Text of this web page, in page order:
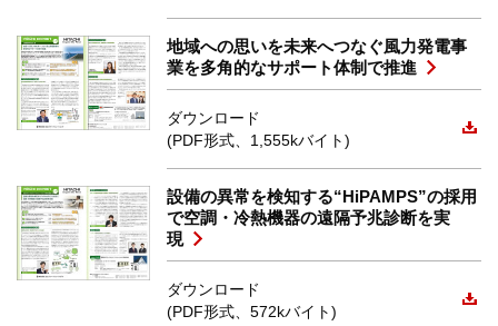
地域への思いを未来へつなぐ風力発電事
業を多角的なサポート体制で推進
ダウンロード
(PDF形式、1,555kバイト)
設備の異常を検知する“HiPAMPS”の採用
で空調・冷熱機器の遠隔予兆診断を実
現
ダウンロード
(PDF形式、572kバイト)